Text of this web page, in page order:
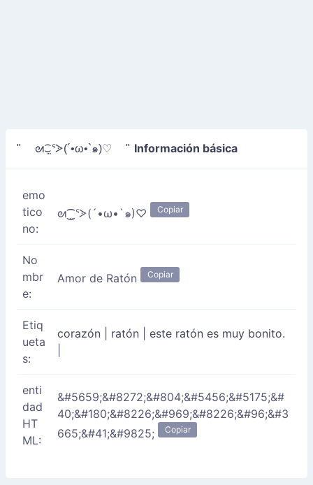
" ᘛ⁐̤ᕐᐷ(´•ω•`๑)♡ " Información básica
emo
tico
no:
ᘛ⁐̤ᕐᐷ(´•ω•`๑)♡ Copiar
No
mbr
e:
Amor de Ratón Copiar
Etiq
ueta
s:
corazón ratón
este ratón es muy bonito.
enti
dad
HT
ML:
&#5659;&#8272;&#804;&#5456;&#5175;&#
40;&#180;&#8226;&#969;&#8226;&#96;&#3
665;&#41;&#9825;
Copiar